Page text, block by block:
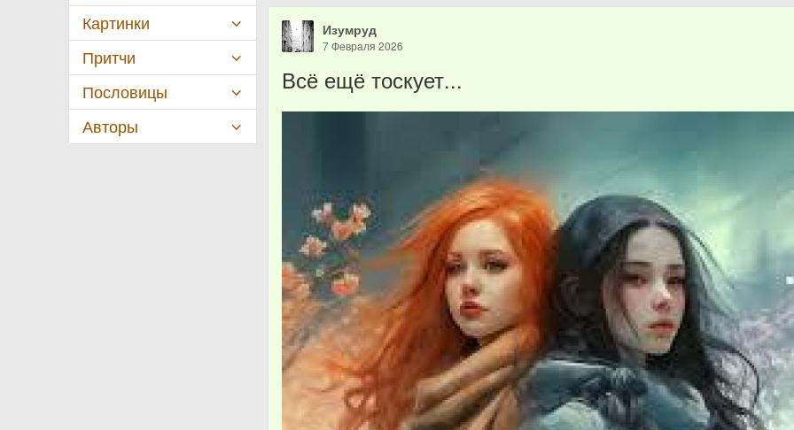
Изумруд
7 Февраля 2026
Всё ещё тоскует...
Картинки
Притчи
Пословицы
Авторы